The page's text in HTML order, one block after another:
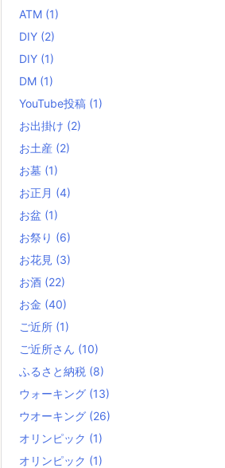
ATM (1)
DIY (2)
DIY (1)
DM (1)
YouTube投稿 (1)
お出掛け (2)
お土産 (2)
お墓 (1)
お正月 (4)
お盆 (1)
お祭り (6)
お花見 (3)
お酒 (22)
お金 (40)
ご近所 (1)
ご近所さん (10)
ふるさと納税 (8)
ウォーキング (13)
ウオーキング (26)
オリンピック (1)
オリンピック (1)